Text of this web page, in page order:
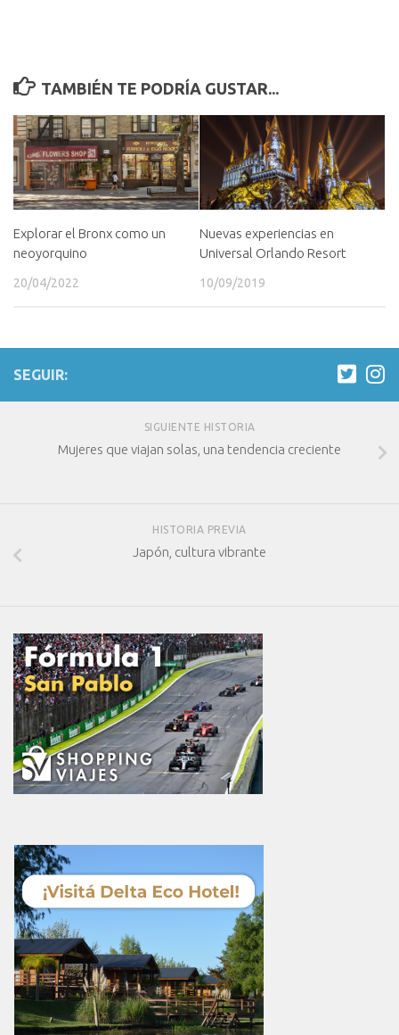
TAMBIÉN TE PODRÍA GUSTAR...
Explorar el Bronx como un
neoyorquino
20/04/2022
Nuevas experiencias en
Universal Orlando Resort
10/09/2019
SEGUIR:
SIGUIENTE HISTORIA
Mujeres que viajan solas, una tendencia creciente
HISTORIA PREVIA
Japón, cultura vibrante